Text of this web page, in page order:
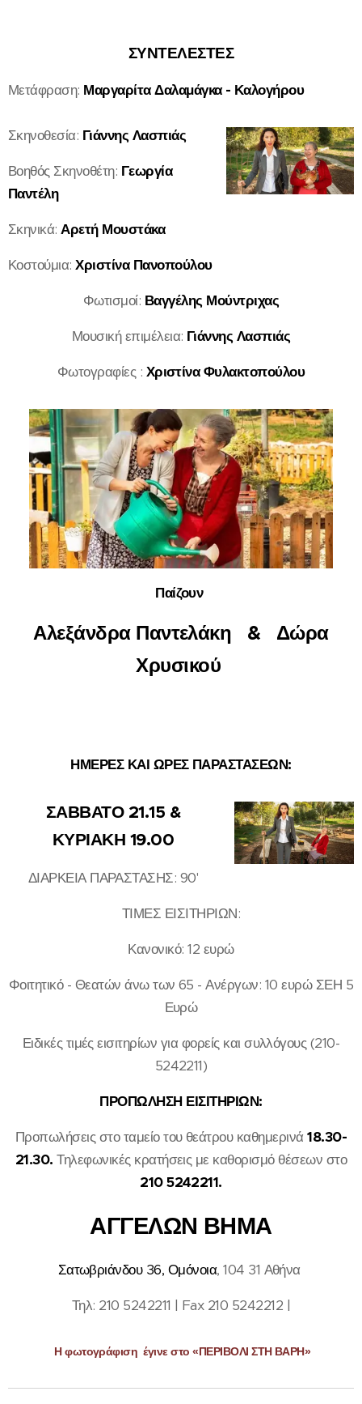
ΣΥΝΤΕΛΕΣΤΕΣ
Μετάφραση: Μαργαρίτα Δαλαμάγκα - Καλογήρου
Σκηνοθεσία: Γιάννης Λασπιάς
Βοηθός Σκηνοθέτη: Γεωργία
Παντέλη
Σκηνικά:Αρετή Μουστάκα
Κοστούμια:Χριστίνα Πανοπούλου
Φωτισμοί: Βαγγέλης Μούντριχας
Μουσική επιμέλεια: Γιάννης Λασπιάς
Φωτογραφίες : Χριστίνα Φυλακτοπούλου
Παίζουν
Αλεξάνδρα Παντελάκη & Δώρα
Χρυσικού
ΗΜΕΡΕΣ ΚΑΙ ΩΡΕΣ ΠΑΡΑΣΤΑΣΕΩΝ:
ΣΑΒΒΑΤΟ 21.15 &
ΚΥΡΙΑΚΗ 19.00
ΔΙΑΡΚΕΙΑ ΠΑΡΑΣΤΑΣΗΣ: 90'
ΤΙΜΕΣ ΕΙΣΙΤΗΡΙΩΝ:
Κανονικό: 12 ευρώ
Φοιτητικό - Θεατών άνω των 65 - Ανέργων: 10 ευρώ ΣΕΗ 5
Ευρώ
Ειδικές τιμές εισιτηρίων για φορείς και συλλόγους (210-
5242211)
ΠΡΟΠΩΛΗΣΗ ΕΙΣΙΤΗΡΙΩΝ:
Προπωλήσεις στο ταμείο του θεάτρου καθημερινά18.30-
21.30.Τηλεφωνικές κρατήσεις με καθορισμό θέσεων στο
210 5242211.
ΑΓΓΕΛΩΝ ΒΗΜΑ
Σατωβριάνδου 36, Ομόνοια, 104 31 Αθήνα
Τηλ: 210 5242211 | Fax 210 5242212 |
Η φωτογράφιση έγινε στο «ΠΕΡΙΒΟΛΙ ΣΤΗ ΒΑΡΗ»